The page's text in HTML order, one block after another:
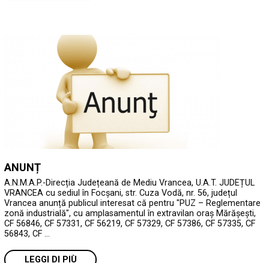
ANUNȚ
A.N.M.A.P.-Direcția Județeană de Mediu Vrancea, U.A.T. JUDEȚUL
VRANCEA cu sediul în Focșani, str. Cuza Vodă, nr. 56, județul
Vrancea anunță publicul interesat că pentru "PUZ – Reglementare
zonă industrială", cu amplasamentul în extravilan oraș Mărășești,
CF 56846, CF 57331, CF 56219, CF 57329, CF 57386, CF 57335, CF
56843, CF …
LEGGI DI PIÙ